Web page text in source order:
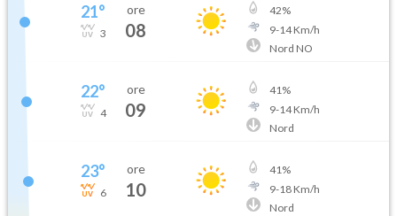
21°
3
ore
08
42%
9-14Km/h
Nord NO
22°
4
ore
09
41%
9-14Km/h
Nord
23°
6
ore
10
41%
9-18Km/h
Nord